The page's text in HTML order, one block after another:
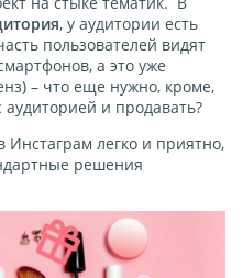
, у аудитории есть
пользователей видят
а это уже
– что еще нужно, кроме,
аудиторией и продавать?
Инстаграм легко и приятно,
решения